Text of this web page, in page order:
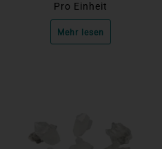
Pro Einheit
Mehr lesen